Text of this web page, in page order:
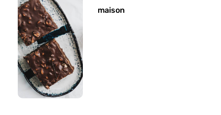
maison